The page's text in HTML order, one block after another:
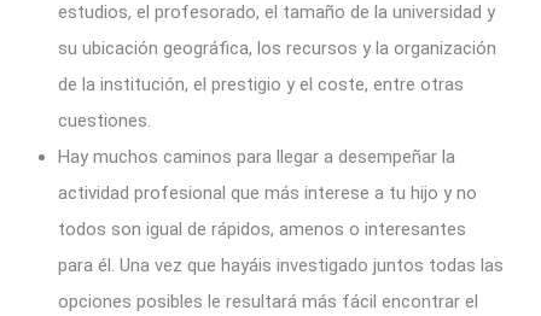
estudios, el profesorado, el tamaño de la universidad y
su ubicación geográfica, los recursos y la organización
de la institución, el prestigio y el coste, entre otras
cuestiones.
Hay muchos caminos para llegar a desempeñar la
actividad profesional que más interese a tu hijo y no
todos son igual de rápidos, amenos o interesantes
para él. Una vez que hayáis investigado juntos todas las
opciones posibles le resultará más fácil encontrar el